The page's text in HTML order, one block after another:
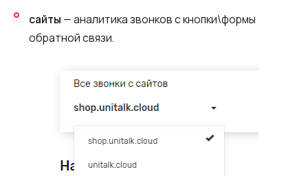
сайты — аналитика звонков с кнопки\формы
обратной связи.